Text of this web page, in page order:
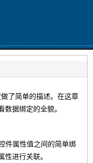
了简单的描述。在这章
据绑定的全貌。
件属性值之间的简单绑
进行关联。